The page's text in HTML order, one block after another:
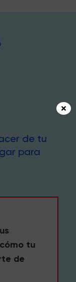
de tu
para
tu
de